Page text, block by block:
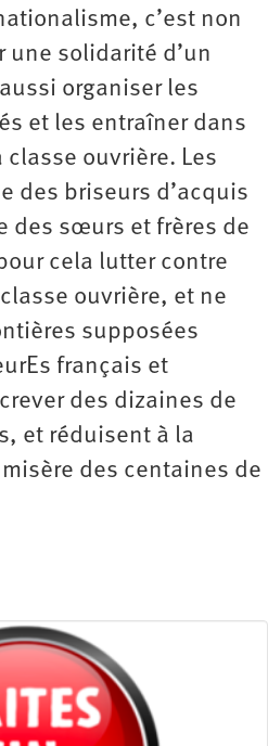
c’est non
une solidarité d’un
organiser les
et les entraîner dans
ouvrière. Les
des briseurs d’acquis
des sœurs et frères de
cela lutter contre
ouvrière, et ne
supposées
français et
des dizaines de
et réduisent à la
des centaines de